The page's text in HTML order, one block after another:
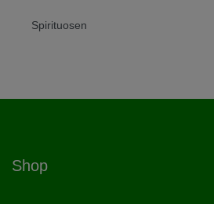
Spirituosen
Shop